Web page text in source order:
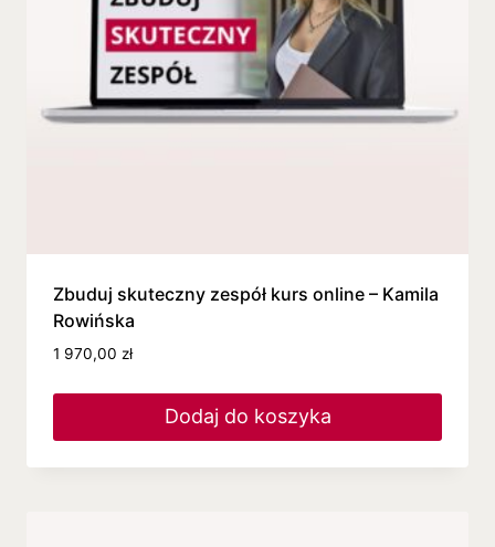
Zbuduj skuteczny zespół kurs online – Kamila
Rowińska
1 970,00 zł
Dodaj do koszyka